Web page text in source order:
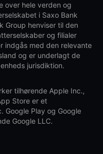
over hele verden og
i Saxo Bank
Group henviser til den
og filialer
indgås med den relevante
og er underlagt de
jurisdiktion.
tilhørende Apple Inc.,
Store er et
Google Play og Google
Google LLC.